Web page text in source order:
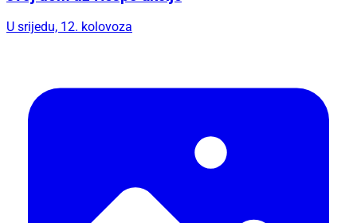
U srijedu, 12. kolovoza